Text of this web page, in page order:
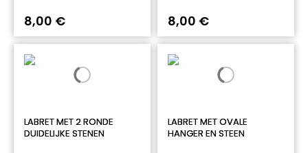
8,00 € 8,00 €
LABRET MET 2 RONDE
DUIDELIJKE STENEN
LABRET MET OVALE
HANGER EN STEEN